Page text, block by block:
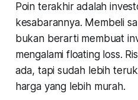
Poin terakhir adalah
kesabarannya. Membeli
bukan berarti membuat
mengalami floating loss.
ada, tapi sudah lebih
harga yang lebih murah.